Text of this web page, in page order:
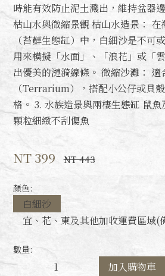
時能有效防止泥土濺出，維持盆器
枯山水與微縮景觀 枯山水造景：
（苔蘚生態缸）中，白細沙是不可
用來模擬「水面」、「浪花」或「
出優美的漣漪線條。 微縮沙灘：
（Terrarium），搭配小公仔或貝
格。 3. 水族造景與兩棲生態缸 鼠
顆粒細緻不刮傷魚
NT 399 NT 443
顏色:
白細沙
宜、花、東及其他加收運費區域(
數量:
加入購物車